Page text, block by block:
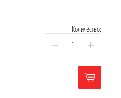
Количество:
− +